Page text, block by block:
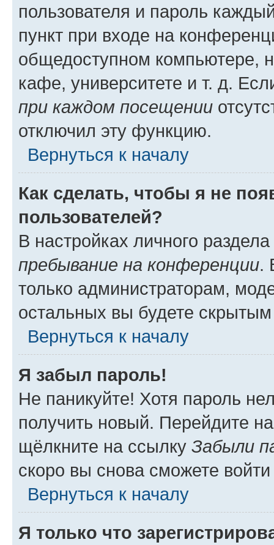
пользователя и пароль
пункт при входе на
общедоступном компьютере,
кафе, университете и т. д.
при каждом посещении
отключил эту функцию.
Вернуться к началу
Как сделать, чтобы я не
пользователей?
В настройках личного
пребывание на конференции.
только администраторам,
остальных вы будете
Вернуться к началу
Я забыл пароль!
Не паникуйте! Хотя пароль
получить новый. Перейдите
щёлкните на ссылку Забыли
скоро вы снова сможете
Вернуться к началу
Я только что